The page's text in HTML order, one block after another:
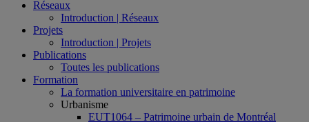
Réseaux
Introduction | Réseaux
Projets
Introduction | Projets
Publications
Toutes les publications
Formation
La formation universitaire en patrimoine
Urbanisme
EUT1064 – Patrimoine urbain de Montréal